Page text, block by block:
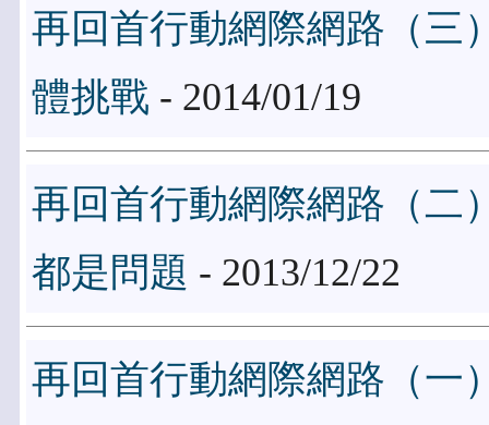
再回首行動網際網路（三
體挑戰 - 2014/01/19
再回首行動網際網路（二
都是問題 - 2013/12/22
再回首行動網際網路（一